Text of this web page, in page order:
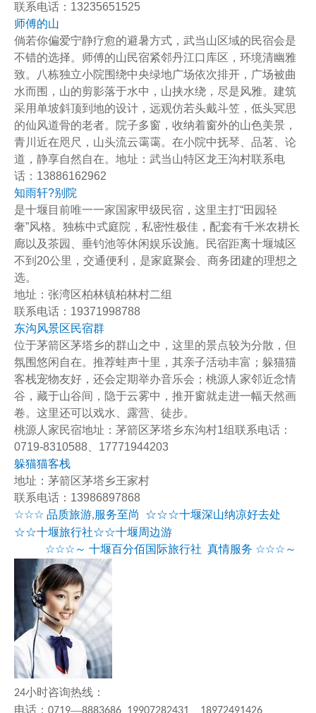
联系电话：13235651525
师傅的山
倘若你偏爱宁静疗愈的避暑方式，武当山区域的民宿会是
不错的选择。师傅的山民宿紧邻丹江口库区，环境清幽雅
致。八栋独立小院围绕中央绿地广场依次排开，广场被曲
水而围，山的剪影落于水中，山挟水绕，尽是风雅。建筑
采用单坡斜顶到地的设计，远观仿若头戴斗笠，低头冥思
的仙风道骨的老者。院子多窗，收纳着窗外的山色美景，
青川近在咫尺，山头流云霭霭。在小院中抚琴、品茗、论
道，静享自然自在。地址：武当山特区龙王沟村联系电
话：13886162962
知雨轩?别院
是十堰目前唯一一家国家甲级民宿，这里主打“田园轻
奢”风格。独栋中式庭院，私密性极佳，配套有千米农耕长
廊以及茶园、垂钓池等休闲娱乐设施。民宿距离十堰城区
不到20公里，交通便利，是家庭聚会、商务团建的理想之
选。
地址：张湾区柏林镇柏林村二组
联系电话：19371998788
东沟风景区民宿群
位于茅箭区茅塔乡的群山之中，这里的景点较为分散，但
氛围悠闲自在。推荐蛙声十里，其亲子活动丰富；躲猫猫
客栈宠物友好，还会定期举办音乐会；桃源人家邻近念情
谷，藏于山谷间，隐于云雾中，推开窗就走进一幅天然画
卷。这里还可以戏水、露营、徒步。
桃源人家民宿地址：茅箭区茅塔乡东沟村1组联系电话：
0719-8310588、17771944203
躲猫猫客栈
地址：茅箭区茅塔乡王家村
联系电话：13986897868
☆☆☆ 品质旅游,服务至尚
☆☆☆十堰深山纳凉好去处
☆☆十堰旅行社☆☆十堰周边游
☆☆☆～ 十堰百分佰国际旅行社 真情服务 ☆☆☆～
24小时咨询热线：
电话：
—